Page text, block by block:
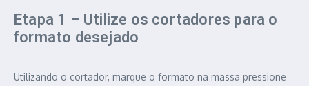
Etapa 1 – Utilize os cortadores para o
formato desejado
Utilizando o cortador, marque o formato na massa pressione